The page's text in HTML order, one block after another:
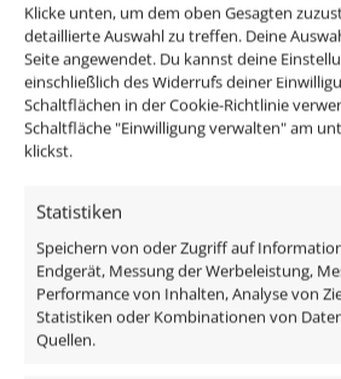
Klicke unten, um dem oben Gesagten
detaillierte Auswahl zu treffen. Deine
Seite angewendet. Du kannst deine
einschließlich des Widerrufs deiner
Schaltflächen in der Cookie-Richtlinie
Schaltfläche "Einwilligung verwalten" am
klickst.
Statistiken
Speichern von oder Zugriff auf
Endgerät, Messung der Werbeleistung,
Performance von Inhalten, Analyse von
Statistiken oder Kombinationen von
Quellen.
Deckenleuchte
SIGNATURE 230V | 1-
dimmbar & 93 CRI | 120°
Milchglas | matt schwarz
ab40,00€
inkl. MwSt. zzgl.Versandkosten
Lieferzeit:
| 95